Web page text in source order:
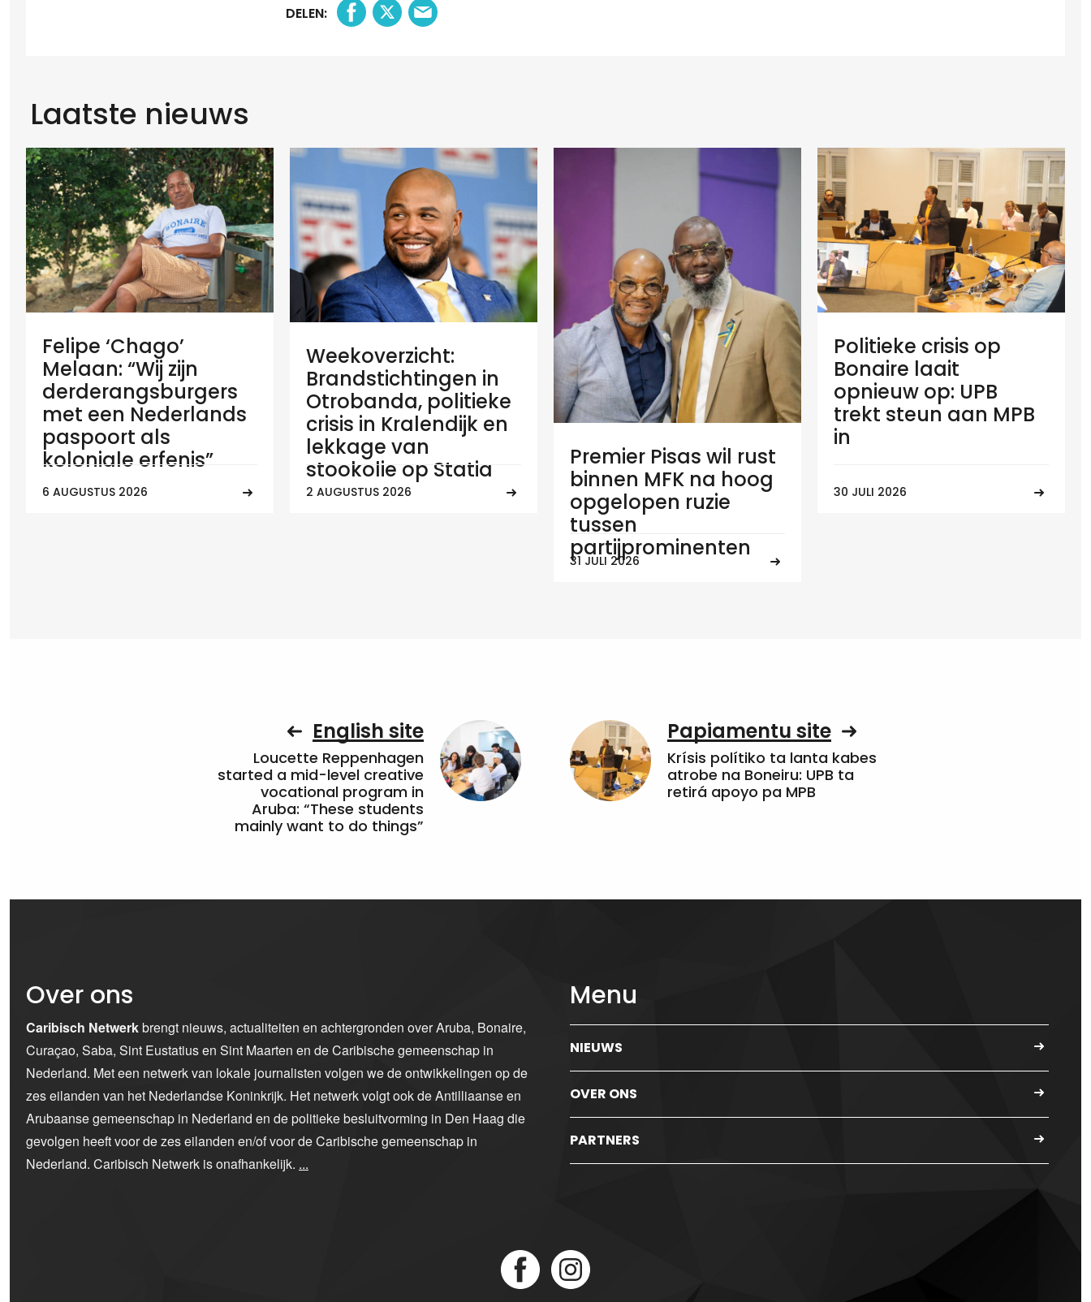
DELEN:
Laatste nieuws
Felipe ‘Chago’
Melaan: “Wij zijn
derderangsburgers
met een Nederlands
paspoort als
koloniale erfenis”
6 AUGUSTUS 2026
Weekoverzicht:
Brandstichtingen in
Otrobanda, politieke
crisis in Kralendijk en
lekkage van
stookolie op Statia
2 AUGUSTUS 2026
Premier Pisas wil rust
binnen MFK na hoog
opgelopen ruzie
tussen
partijprominenten
31 JULI 2026
Politieke crisis op
Bonaire laait
opnieuw op: UPB
trekt steun aan MPB
in
30 JULI 2026
English site
Loucette Reppenhagen
started a mid-level creative
vocational program in
Aruba: “These students
mainly want to do things”
Papiamentu site
Krísis polítiko ta lanta kabes
atrobe na Boneiru: UPB ta
retirá apoyo pa MPB
Over ons
Caribisch Netwerkbrengt nieuws, actualiteiten en achtergronden over Aruba, Bonaire,
Curaçao, Saba, Sint Eustatius en Sint Maarten en de Caribische gemeenschap in
Nederland. Met een netwerk van lokale journalisten volgen we de ontwikkelingen op de
zes eilanden van het Nederlandse Koninkrijk. Het netwerk volgt ook de Antilliaanse en
Arubaanse gemeenschap in Nederland en de politieke besluitvorming in Den Haag die
gevolgen heeft voor de zes eilanden en/of voor de Caribische gemeenschap in
Nederland. Caribisch Netwerk is onafhankelijk. ...
Menu
NIEUWS
OVER ONS
PARTNERS